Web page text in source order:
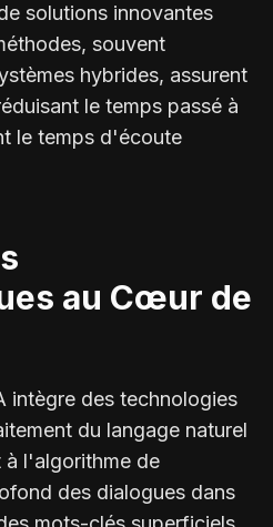
solutions innovantes
souvent
hybrides, assurent
le temps passé à
le temps d'écoute
au Cœur de
intègre des technologies
du langage naturel
à l'algorithme de
des dialogues dans